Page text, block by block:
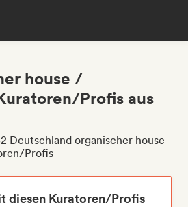
house /
Profis aus
Deutschland organischer house
Profis
diesen Kuratoren/Profis